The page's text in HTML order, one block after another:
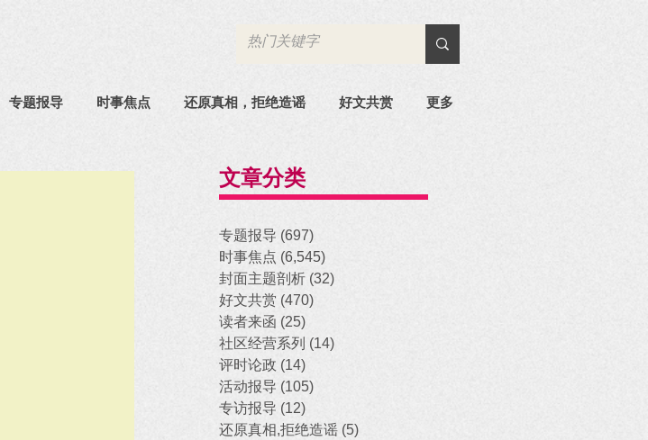
专题报导 时事焦点 还原真相，拒绝造谣 好文共赏 更多
文章分类
专题报导 (697)
时事焦点 (6,545)
封面主题剖析 (32)
好文共赏 (470)
读者来函 (25)
社区经营系列 (14)
评时论政 (14)
活动报导 (105)
专访报导 (12)
还原真相,拒绝造谣 (5)